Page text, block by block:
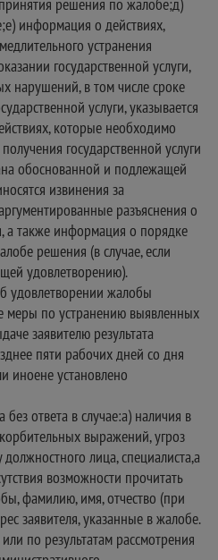
информация о действиях,
устранения
государственной услуги,
нарушений, в том числе сроке
услуги, указывается
которые необходимо
государственной услуги
обоснованной и подлежащей
извинения за
разъяснения о
а также информация о порядке
решения (в случае, если
удовлетворению).
удовлетворении жалобы
по устранению выявленных
заявителю результата
пяти рабочих дней со дня
иноене установлено
ответа в случае:а) наличия в
выражений, угроз
лица, специалиста,а
возможности прочитать
фамилию, имя, отчество (при
заявителя, указанные в жалобе.
по результатам рассмотрения